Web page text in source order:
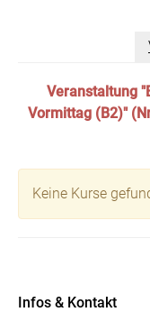
Veranstaltung
Vormittag (B2)"
Keine Kurse
Infos & Kontakt